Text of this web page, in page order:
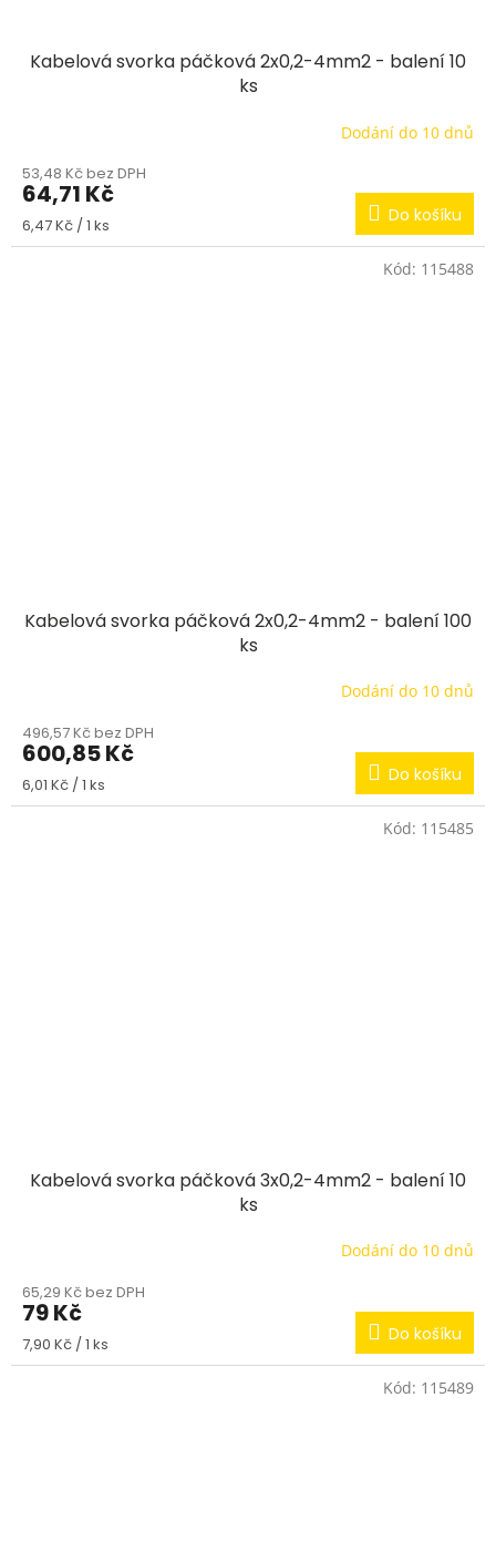
Kabelová svorka páčková 2x0,2-4mm2 - balení 10
ks
Dodání do 10 dnů
53,48 Kč bez DPH
64,71 Kč
Měrná
cena:
6,47 Kč / 1 ks Do košíku
Kabelová svorka páčková 2x0,2-4mm2 - balení 100
ks
Dodání do 10 dnů
496,57 Kč bez DPH
600,85 Kč
Měrná
cena:
6,01 Kč / 1 ks Do košíku
Kód: 115488
Kabelová svorka páčková 3x0,2-4mm2 - balení 10
ks
Dodání do 10 dnů
65,29 Kč bez DPH
79 Kč
Měrná
cena:
7,90 Kč / 1 ks Do košíku
Kód: 115485
Kód: 115489